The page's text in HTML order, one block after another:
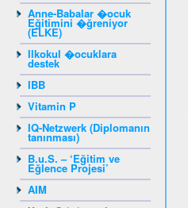
Anne-Babalar �ocuk
Eğitimini �ğreniyor
(ELKE)
Ilkokul �ocuklara
destek
IBB
Vitamin P
IQ-Netzwerk (Diplomanın
tanınması)
B.u.S. – ‘Eğitim ve
Eğlence Projesi’
AIM